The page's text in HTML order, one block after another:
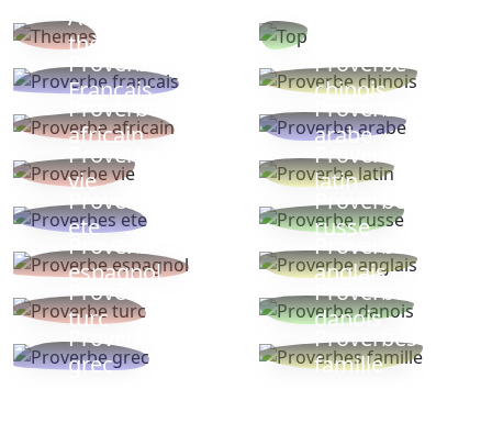
Autres
thèmes
Proverbe
Français
Proverbe
chinois
Proverbe
africain
Proverbe
arabe
Proverbe
vie
Proverbe
latin
Proverbes
ete
Proverbe
russe
Proverbe
espagnol
Proverbe
anglais
Proverbe
turc
Proverbe
danois
Proverbe
grec
Proverbes
famille